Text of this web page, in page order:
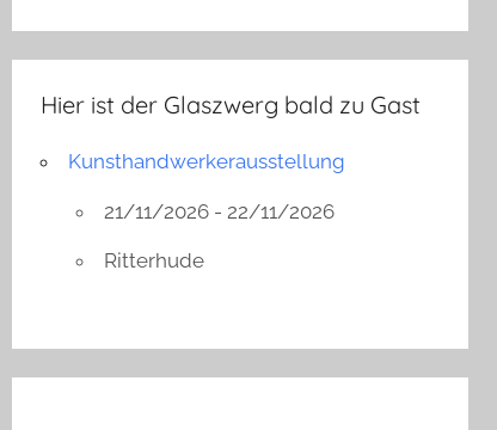
Hier ist der Glaszwerg bald zu Gast
Kunsthandwerkerausstellung
21/11/2026 - 22/11/2026
Ritterhude